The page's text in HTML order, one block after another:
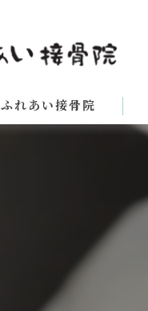
ふれあい接骨院